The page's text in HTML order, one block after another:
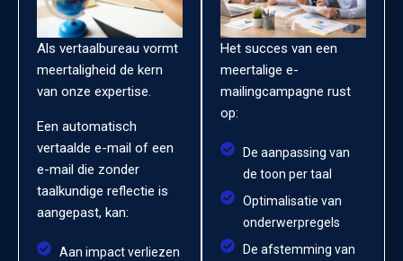
Als vertaalbureau vormt
meertaligheid de kern
van onze expertise.
Een automatisch
vertaalde e-mail of een
e-mail die zonder
taalkundige reflectie is
aangepast, kan:
Aan impact verliezen
Het succes van een
meertalige e-
mailingcampagne rust
op:
De aanpassing van
de toon per taal
Optimalisatie van
onderwerpregels
De afstemming van